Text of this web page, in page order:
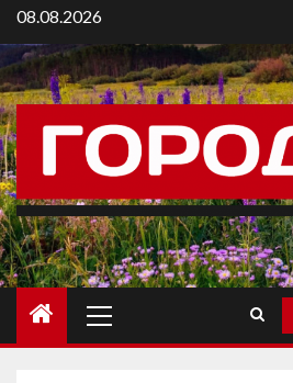
08.08.2026